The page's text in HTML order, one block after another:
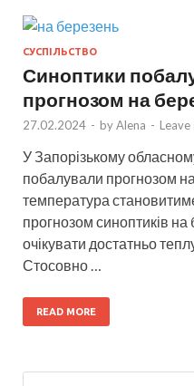
СУСПІЛЬСТВО
Синоптики
прогнозом на
27.02.2024 - byAlena -
У Запорізькому
побалували прогнозом
температура
прогнозом синоптиків на
очікувати достатньо
Стосовно …
READ MORE